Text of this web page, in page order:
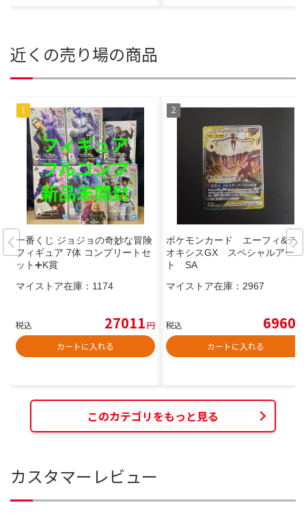
近くの売り場の商品
一番くじ ジョジョの奇妙な冒険
フィギュア 7体 コンプリートセ
ット➕K賞
マイストア在庫： 1174
税込 27011円
カートに入れる
ポケモンカード エーフィ&デ
オキシスGX スペシャルアー
ト SA
マイストア在庫： 2967
税込 6960
カートに入れる
このカテゴリをもっと見る
カスタマーレビュー